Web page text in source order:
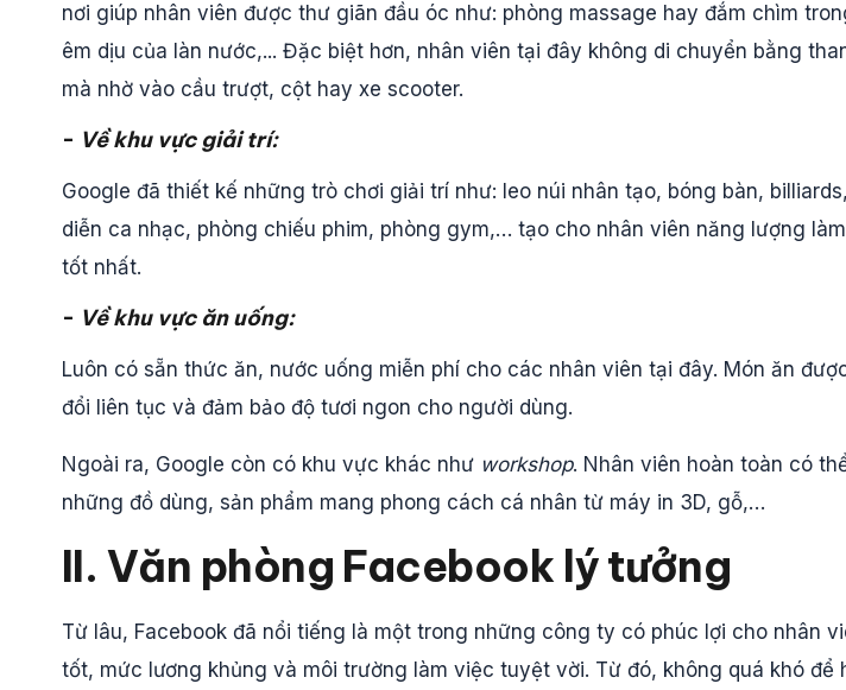
nơi giúp nhân viên được thư giãn đầu óc như: phòng massage hay đắm chìm
êm dịu của làn nước,... Đặc biệt hơn, nhân viên tại đây không di chuyển bằng
mà nhờ vào cầu trượt, cột hay xe scooter.
- Về khu vực giải trí:
Google đã thiết kế những trò chơi giải trí như: leo núi nhân tạo, bóng bàn,
diễn ca nhạc, phòng chiếu phim, phòng gym,… tạo cho nhân viên năng lượng
tốt nhất.
- Về khu vực ăn uống:
Luôn có sẵn thức ăn, nước uống miễn phí cho các nhân viên tại đây. Món ăn
đổi liên tục và đảm bảo độ tươi ngon cho người dùng.
Ngoài ra, Google còn có khu vực khác như workshop. Nhân viên hoàn toàn có
những đồ dùng, sản phẩm mang phong cách cá nhân từ máy in 3D, gỗ,…
II. Văn phòng Facebook lý tưởng
Từ lâu, Facebook đã nổi tiếng là một trong những công ty có phúc lợi cho nhân
tốt, mức lương khủng và môi trường làm việc tuyệt vời. Từ đó, không quá khó để